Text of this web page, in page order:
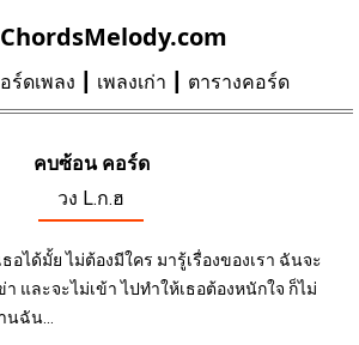
ChordsMelody.com
ร์ดเพลง เพลงเก่า ตารางคอร์ด
คบซ้อน คอร์ด
วง L.ก.ฮ
อได้มั้ย ไม่ต้องมีใคร มารู้เรื่องของเรา ฉันจะ
และจะไม่เข้า ไปทำให้เธอต้องหนักใจ ก็ไม่
ฉัน...